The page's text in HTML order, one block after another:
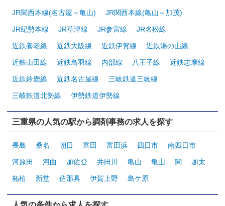
JR関西本線(名古屋～亀山) JR関西本線(亀山～加茂)
JR紀勢本線 JR草津線 JR参宮線 JR名松線
近鉄養老線 近鉄大阪線 近鉄伊賀線 近鉄湯の山線
近鉄山田線 近鉄鳥羽線 内部線 八王子線 近鉄志摩線
近鉄鈴鹿線 近鉄名古屋線 三岐鉄道三岐線
三岐鉄道北勢線 伊勢鉄道伊勢線
三重県の人気の駅から調剤事務の求人を探す
長島 桑名 朝日 富田 富田浜 四日市 南四日市
河原田 河曲 加佐登 井田川 亀山 亀山 関 加太
柘植 新堂 佐那具 伊賀上野 島ケ原